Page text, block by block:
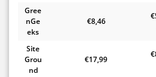
Gree
nGe
eks
€8,46
Site
Grou
nd
€17,99